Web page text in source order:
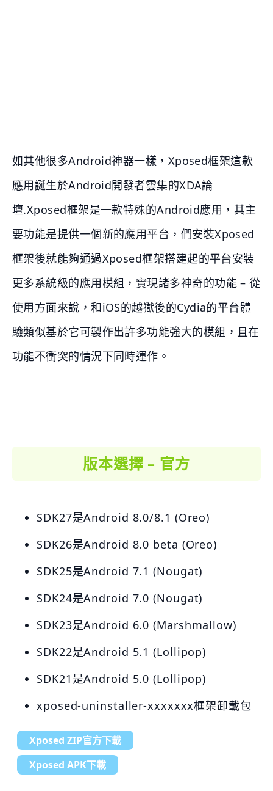
如其他很多Android神器一樣，Xposed框架這款
應用誕生於Android開發者雲集的XDA論
壇.Xposed框架是一款特殊的Android應用，其主
要功能是提供一個新的應用平台，們安裝Xposed
框架後就能夠通過Xposed框架搭建起的平台安裝
更多系統級的應用模組，實現諸多神奇的功能 – 從
使用方面來說，和iOS的越獄後的Cydia的平台體
驗類似基於它可製作出許多功能強大的模組，且在
功能不衝突的情況下同時運作。
版本選擇 – 官方
SDK27是Android 8.0/8.1 (Oreo)
SDK26是Android 8.0 beta (Oreo)
SDK25是Android 7.1 (Nougat)
SDK24是Android 7.0 (Nougat)
SDK23是Android 6.0 (Marshmallow)
SDK22是Android 5.1 (Lollipop)
SDK21是Android 5.0 (Lollipop)
xposed-uninstaller-xxxxxxx框架卸載包
Xposed ZIP官方下載
Xposed APK下載